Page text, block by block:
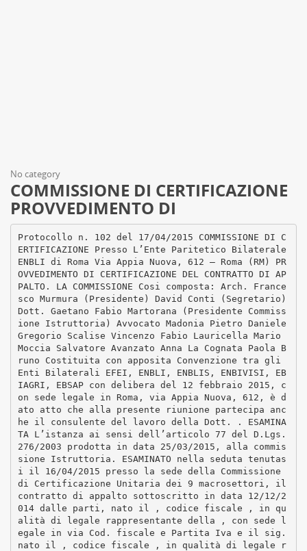
No category
COMMISSIONE DI CERTIFICAZIONE
PROVVEDIMENTO DI
Protocollo n. 102 del 17/04/2015 COMMISSIONE DI C
ERTIFICAZIONE Presso L’Ente Paritetico Bilaterale
ENBLI di Roma Via Appia Nuova, 612 – Roma (RM) PR
OVVEDIMENTO DI CERTIFICAZIONE DEL CONTRATTO DI AP
PALTO. LA COMMISSIONE Cosi composta: Arch. France
sco Murmura (Presidente) David Conti (Segretario)
Dott. Gaetano Fabio Martorana (Presidente Commiss
ione Istruttoria) Avvocato Madonia Pietro Daniele
Gregorio Scalise Vincenzo Fabio Lauricella Mario
Moccia Salvatore Avanzato Anna La Cognata Paola B
runo Costituita con apposita Convenzione tra gli
Enti Bilaterali EFEI, ENBLI, ENBLIS, ENBIVISI, EB
IAGRI, EBSAP con delibera del 12 febbraio 2015, c
on sede legale in Roma, via Appia Nuova, 612, è d
ato atto che alla presente riunione partecipa anc
he il consulente del lavoro della Dott. . ESAMINA
TA L’istanza ai sensi dell’articolo 77 del D.Lgs.
276/2003 prodotta in data 25/03/2015, alla commis
sione Istruttoria. ESAMINATO nella seduta tenutas
i il 16/04/2015 presso la sede della Commissione
di Certificazione Unitaria dei 9 macrosettori, il
contratto di appalto sottoscritto in data 12/12/2
014 dalle parti, nato il , codice fiscale , in qu
alità di legale rappresentante della , con sede l
egale in via Cod. fiscale e Partita Iva e il sig.
nato il , codice fiscale , in qualità di legale r